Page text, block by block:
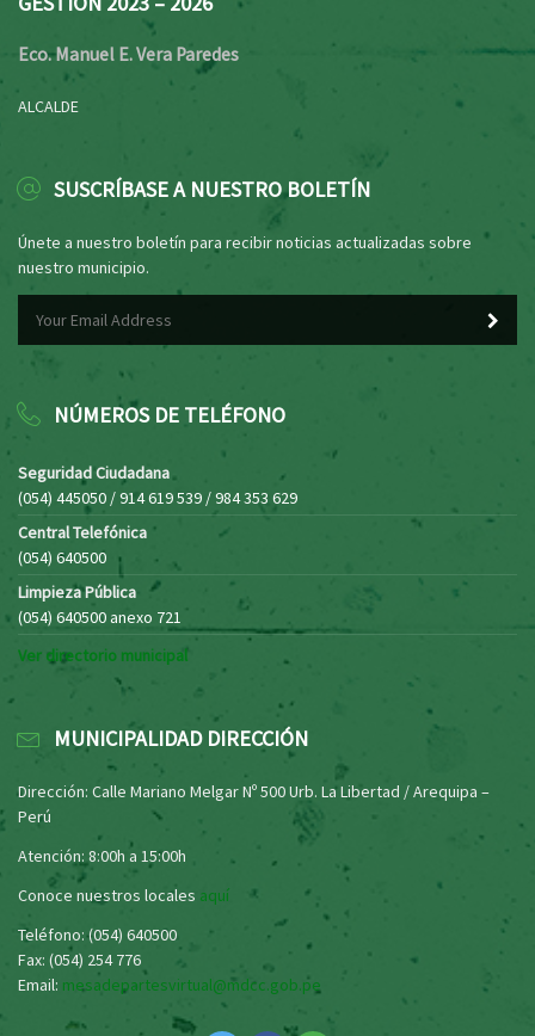
Eco. Manuel E. Vera Paredes
ALCALDE
SUSCRÍBASE A NUESTRO BOLETÍN
Únete a nuestro boletín para recibir noticias actualizadas sobre
nuestro municipio.
NÚMEROS DE TELÉFONO
Seguridad Ciudadana
(054) 445050 / 914 619 539 / 984 353 629
Central Telefónica
(054) 640500
Limpieza Pública
(054) 640500 anexo 721
Ver directorio municipal
MUNICIPALIDAD DIRECCIÓN
Dirección: Calle Mariano Melgar Nº 500 Urb. La Libertad / Arequipa –
Perú
Atención: 8:00h a 15:00h
Conoce nuestros locales aquí
Teléfono: (054) 640500
Fax: (054) 254 776
Email: mesadepartesvirtual@mdcc.gob.pe